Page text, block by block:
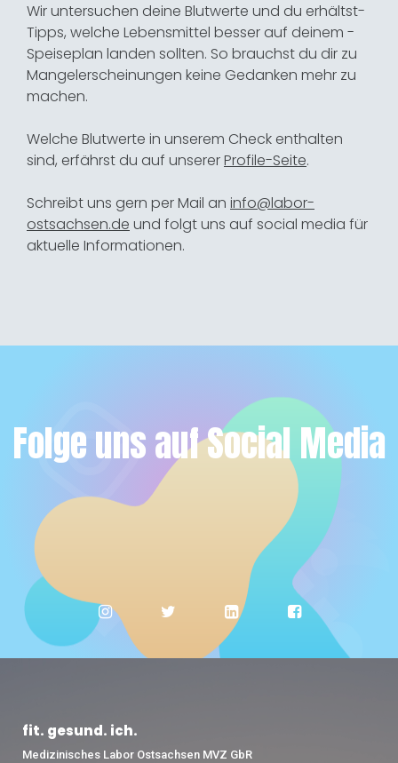
Wir untersuchen deine Blutwerte und du erhältst­
Tipps, ­welche ­Lebens­mittel­ besser­ auf­ deinem ­
Speiseplan landen­ sollten.­ So­ brauchst du dir zu
Mangelerscheinungen keine­ Gedanken­ mehr ­zu
machen.
Welche Blutwerte in unserem Check enthalten
sind, erfährst du auf unsererProfile-Seite.
Schreibt uns gern per Mail an info@labor-
ostsachsen.de und folgt uns auf social media für
aktuelle Informationen.
Folge uns auf Social Media
fit. gesund. ich.
Medizinisches Labor Ostsachsen MVZ GbR